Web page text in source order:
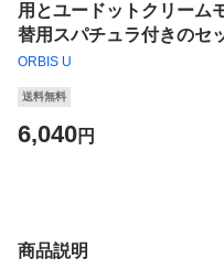
用とユードットクリーム
替用スパチュラ付きの
ORBIS U
送料無料
6,040円
商品説明